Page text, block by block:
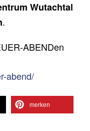
Wutachtal
.
ABENDen
abend/
merken